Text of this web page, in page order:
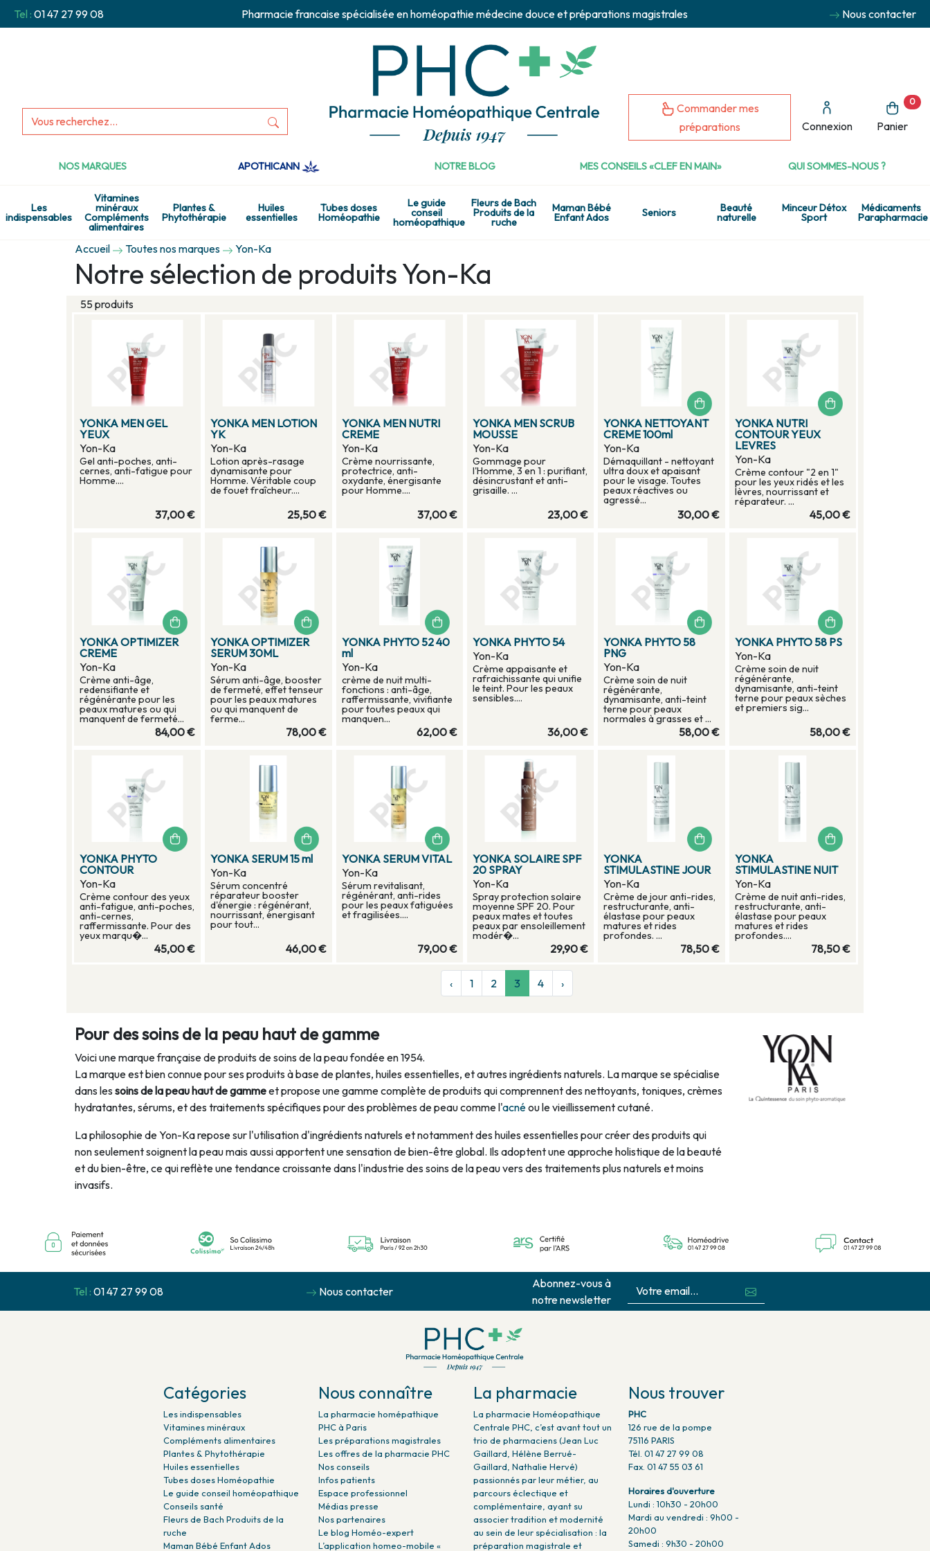
Tel : 01 47 27 99 08 Pharmacie francaise spécialisée en homéopathie médecine douce et préparations magistrales Nous contacter
Commander mes
préparations
Connexion Panier
0
NOS MARQUES APOTHICANN NOTRE BLOG MES CONSEILS «CLEF EN MAIN» QUI SOMMES-NOUS ?
Les
indispensables
Vitamines
minéraux
Compléments
alimentaires
Plantes &
Phytothérapie
Huiles
essentielles
Tubes doses
Homéopathie
Le guide
conseil
homéopathique
Fleurs de Bach
Produits de la
ruche
Maman Bébé
Enfant Ados Seniors Beauté
naturelle
Minceur Détox
Sport
Médicaments
Parapharmacie
Accueil Toutes nos marques Yon-Ka
Notre sélection de produits Yon-Ka
55 produits
YONKA MEN GEL
YEUX
Yon-Ka
Gel anti-poches, anti-
cernes, anti-fatigue pour
Homme....
37,00 €
YONKA MEN LOTION
YK
Yon-Ka
Lotion après-rasage
dynamisante pour
Homme. Véritable coup
de fouet fraîcheur....
25,50 €
YONKA MEN NUTRI
CREME
Yon-Ka
Crème nourrissante,
protectrice, anti-
oxydante, énergisante
pour Homme....
37,00 €
YONKA MEN SCRUB
MOUSSE
Yon-Ka
Gommage pour
l'Homme, 3 en 1 : purifiant,
désincrustant et anti-
grisaille. ...
23,00 €
YONKA NETTOYANT
CREME 100ml
Yon-Ka
Démaquillant - nettoyant
ultra doux et apaisant
pour le visage. Toutes
peaux réactives ou
agressé...
30,00 €
YONKA NUTRI
CONTOUR YEUX
LEVRES
Yon-Ka
Crème contour "2 en 1"
pour les yeux ridés et les
lèvres, nourrissant et
réparateur. ...
45,00 €
YONKA OPTIMIZER
CREME
Yon-Ka
Crème anti-âge,
redensifiante et
régénérante pour les
peaux matures ou qui
manquent de fermeté...
84,00 €
YONKA OPTIMIZER
SERUM 30ML
Yon-Ka
Sérum anti-âge, booster
de fermeté, effet tenseur
pour les peaux matures
ou qui manquent de
ferme...
78,00 €
YONKA PHYTO 52 40
ml
Yon-Ka
crème de nuit multi-
fonctions : anti-âge,
raffermissante, vivifiante
pour toutes peaux qui
manquen...
62,00 €
YONKA PHYTO 54
Yon-Ka
Crème appaisante et
rafraichissante qui unifie
le teint. Pour les peaux
sensibles....
36,00 €
YONKA PHYTO 58
PNG
Yon-Ka
Crème soin de nuit
régénérante,
dynamisante, anti-teint
terne pour peaux
normales à grasses et ...
58,00 €
YONKA PHYTO 58 PS
Yon-Ka
Crème soin de nuit
régénérante,
dynamisante, anti-teint
terne pour peaux sèches
et premiers sig...
58,00 €
YONKA PHYTO
CONTOUR
Yon-Ka
Crème contour des yeux
anti-fatigue, anti-poches,
anti-cernes,
raffermissante. Pour des
yeux marqu�...
45,00 €
YONKA SERUM 15 ml
Yon-Ka
Sérum concentré
réparateur booster
d'énergie : régénérant,
nourrissant, énergisant
pour tout...
46,00 €
YONKA SERUM VITAL
Yon-Ka
Sérum revitalisant,
régénérant, anti-rides
pour les peaux fatiguées
et fragilisées....
79,00 €
YONKA SOLAIRE SPF
20 SPRAY
Yon-Ka
Spray protection solaire
moyenne SPF 20. Pour
peaux mates et toutes
peaux par ensoleillement
modér�...
29,90 €
YONKA
STIMULASTINE JOUR
Yon-Ka
Crème de jour anti-rides,
restructurante, anti-
élastase pour peaux
matures et rides
profondes. ...
78,50 €
YONKA
STIMULASTINE NUIT
Yon-Ka
Crème de nuit anti-rides,
restructurante, anti-
élastase pour peaux
matures et rides
profondes....
78,50 €
‹ 1 2 3 4 ›
Pour des soins de la peau haut de gamme
Voici une marque française de produits de soins de la peau fondée en 1954.
La marque est bien connue pour ses produits à base de plantes, huiles essentielles, et autres ingrédients naturels. La marque se spécialise
dans les soins de la peau haut de gammeet propose une gamme complète de produits qui comprennent des nettoyants, toniques, crèmes
hydratantes, sérums, et des traitements spécifiques pour des problèmes de peau comme l'acnéou le vieillissement cutané.
La philosophie de Yon-Ka repose sur l'utilisation d'ingrédients naturels et notamment des huiles essentielles pour créer des produits qui
non seulement soignent la peau mais aussi apportent une sensation de bien-être global. Ils adoptent une approche holistique de la beauté
et du bien-être, ce qui reflète une tendance croissante dans l'industrie des soins de la peau vers des traitements plus naturels et moins
invasifs.
Tel : 01 47 27 99 08 Nous contacter
Abonnez-vous à
notre newsletter
Catégories
Les indispensables
Vitamines minéraux
Compléments alimentaires
Plantes & Phytothérapie
Huiles essentielles
Tubes doses Homéopathie
Le guide conseil homéopathique
Conseils santé
Fleurs de Bach Produits de la
ruche
Maman Bébé Enfant Ados
Nous connaître
La pharmacie homépathique
PHC à Paris
Les préparations magistrales
Les offres de la pharmacie PHC
Nos conseils
Infos patients
Espace professionnel
Médias presse
Nos partenaires
Le blog Homéo-expert
L’application homeo-mobile «
La pharmacie
La pharmacie Homéopathique
Centrale PHC, c’est avant tout un
trio de pharmaciens (Jean Luc
Gaillard, Hélène Berrué-
Gaillard, Nathalie Hervé)
passionnés par leur métier, au
parcours éclectique et
complémentaire, ayant su
associer tradition et modernité
au sein de leur spécialisation : la
préparation magistrale et
Nous trouver
PHC
126 rue de la pompe
75116 PARIS
Tél. 01 47 27 99 08
Fax. 01 47 55 03 61
Horaires d'ouverture
Lundi : 10h30 - 20h00
Mardi au vendredi : 9h00 -
20h00
Samedi : 9h30 - 20h00